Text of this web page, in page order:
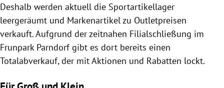
Untermenü
Deshalb werden aktuell die Sportartikellager
leergeräumt und Markenartikel zu Outletpreisen
verkauft. Aufgrund der zeitnahen Filialschließung im
Frunpark Parndorf gibt es dort bereits einen
Totalabverkauf, der mit Aktionen und Rabatten lockt.